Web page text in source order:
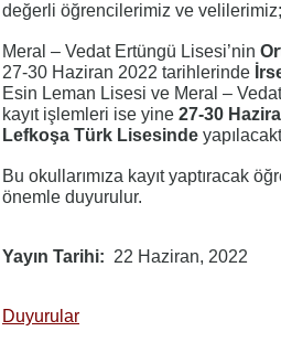
değerli öğrencilerimiz ve velilerimiz;
Meral – Vedat Ertüngü Lisesi’nin
27-30 Haziran 2022 tarihlerinde
Esin Leman Lisesi ve Meral –
kayıt işlemleri ise yine 27-30
Lefkoşa Türk Lisesinde
Bu okullarımıza kayıt yaptıracak
önemle duyurulur.
Yayın Tarihi 22 Haziran, 2022
Duyurular